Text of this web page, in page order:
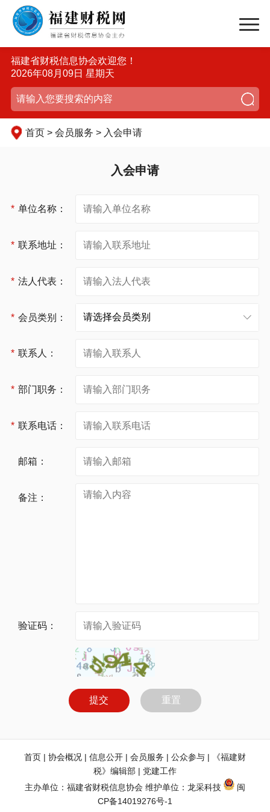
福建省财税信息协会欢迎您！
2026年08月09日 星期天
首页 > 会员服务 > 入会申请
入会申请
* 单位名称：
* 联系地址：
* 法人代表：
* 会员类别：
* 联系人：
* 部门职务：
* 联系电话：
邮箱：
备注：
验证码：
提交 重置
首页 | 协会概况 | 信息公开 | 会员服务 | 公众参与 |
《福建财
税》编辑部 | 党建工作
主办单位：福建省财税信息协会 维护单位： 龙采科技
闽
CP备14019276号-1